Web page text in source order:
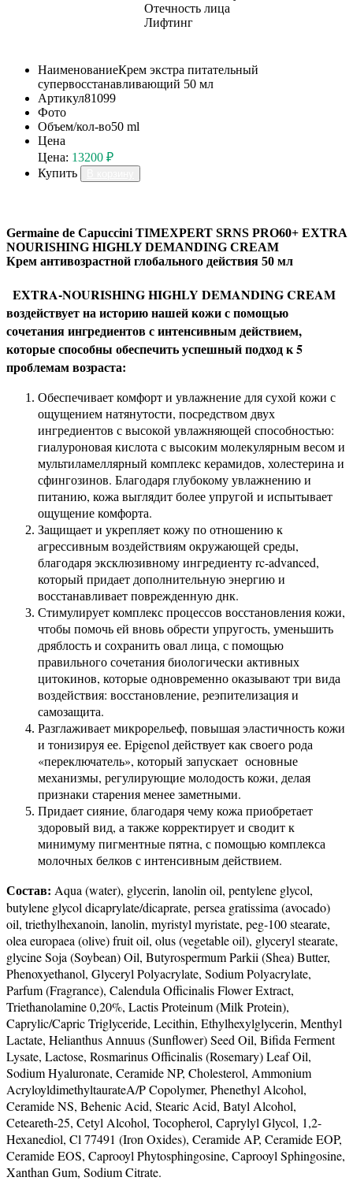
Отечность лица
Лифтинг
НаименованиеКрем экстра питательный
супервосстанавливающий 50 мл
Артикул81099
Фото
Объем/кол-во50 ml
Цена
Цена: 13200 ₽
Купить
Germaine de Capuccini TIMEXPERT SRNS PRO60+ EXTRA
NOURISHING HIGHLY DEMANDING CREAM
Крем антивозрастной глобального действия 50 мл
EXTRA-NOURISHING HIGHLY DEMANDING CREAM
воздействует на историю нашей кожи с помощью
сочетания ингредиентов с интенсивным действием,
которые способны обеспечить успешный подход к 5
проблемам возраста:
Обеспечивает комфорт и увлажнение для сухой кожи с
ощущением натянутости, посредством двух
ингредиентов с высокой увлажняющей способностью:
гиалуроновая кислота с высоким молекулярным весом и
мультиламеллярный комплекс керамидов, холестерина и
сфингозинов. Благодаря глубокому увлажнению и
питанию, кожа выглядит более упругой и испытывает
ощущение комфорта.
Защищает и укрепляет кожу по отношению к
агрессивным воздействиям окружающей среды,
благодаря эксклюзивному ингредиенту rc-advanced,
который придает дополнительную энергию и
восстанавливает поврежденную днк.
Стимулирует комплекс процессов восстановления кожи,
чтобы помочь ей вновь обрести упругость, уменьшить
дряблость и сохранить овал лица, с помощью
правильного сочетания биологически активных
цитокинов, которые одновременно оказывают три вида
воздействия: восстановление, реэпителизация и
самозащита.
Разглаживает микрорельеф, повышая эластичность кожи
и тонизируя ее. Epigenol действует как своего рода
«переключатель», который запускает основные
механизмы, регулирующие молодость кожи, делая
признаки старения менее заметными.
Придает сияние, благодаря чему кожа приобретает
здоровый вид, а также корректирует и сводит к
минимуму пигментные пятна, с помощью комплекса
молочных белков с интенсивным действием.
Состав: Aqua (water), glycerin, lanolin oil, pentylene glycol,
butylene glycol dicaprylate/dicaprate, persea gratissima (avocado)
oil, triethylhexanoin, lanolin, myristyl myristate, peg-100 stearate,
olea europaea (olive) fruit oil, olus (vegetable oil), glyceryl stearate,
glycine Soja (Soybean) Oil, Butyrospermum Parkii (Shea) Butter,
Phenoxyethanol, Glyceryl Polyacrylate, Sodium Polyacrylate,
Parfum (Fragrance), Calendula Officinalis Flower Extract,
Triethanolamine 0,20%, Lactis Proteinum (Milk Protein),
Caprylic/Capric Triglyceride, Lecithin, Ethylhexylglycerin, Menthyl
Lactate, Helianthus Annuus (Sunflower) Seed Oil, Bifida Ferment
Lysate, Lactose, Rosmarinus Officinalis (Rosemary) Leaf Oil,
Sodium Hyaluronate, Ceramide NP, Cholesterol, Ammonium
AcryloyldimethyltaurateA/P Copolymer, Phenethyl Alcohol,
Ceramide NS, Behenic Acid, Stearic Acid, Batyl Alcohol,
Ceteareth-25, Cetyl Alcohol, Tocopherol, Caprylyl Glycol, 1,2-
Hexanediol, Cl 77491 (Iron Oxides), Ceramide AP, Ceramide EOP,
Ceramide EOS, Caprooyl Phytosphingosine, Caprooyl Sphingosine,
Xanthan Gum, Sodium Citrate.